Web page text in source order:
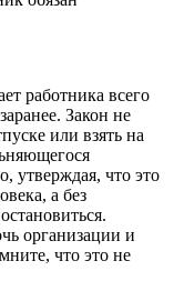
работника всего
Закон не
или взять на
утверждая, что это
а без
организации и
что это не